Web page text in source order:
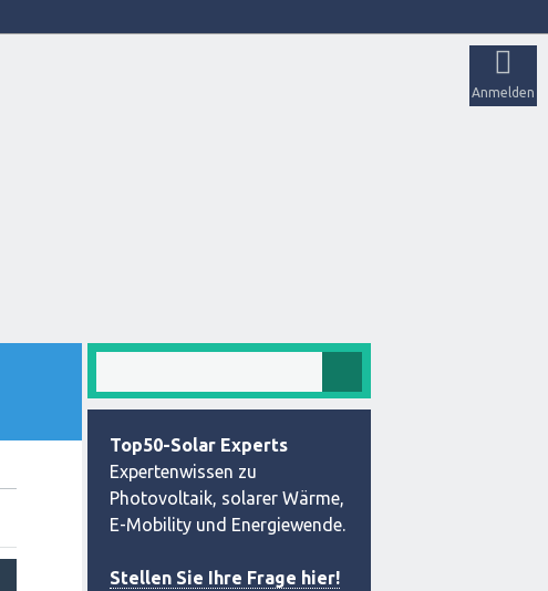
Anmelden
Top50-Solar Experts
Expertenwissen zu
Photovoltaik, solarer Wärme,
E-Mobility und Energiewende.
Stellen Sie Ihre Frage hier!